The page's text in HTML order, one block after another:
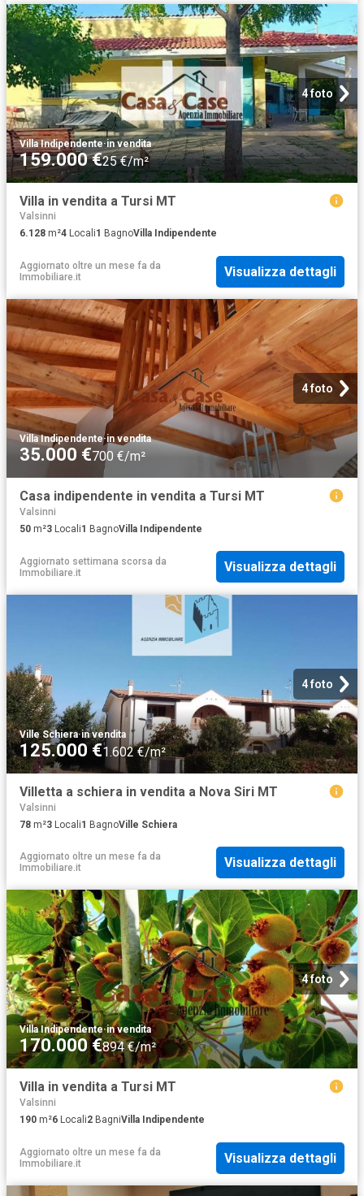
4 foto
Villa Indipendente·in vendita
159.000 €25 €/m²
Villa in vendita a Tursi MT
Valsinni
6.128 m²4 Locali1 BagnoVilla Indipendente
Aggiornato oltre un mese fa da
Immobiliare.it
Visualizza dettagli
4 foto
Villa Indipendente·in vendita
35.000 €700 €/m²
Casa indipendente in vendita a Tursi MT
Valsinni
50 m²3 Locali1 BagnoVilla Indipendente
Aggiornato settimana scorsa da
Immobiliare.it
Visualizza dettagli
4 foto
Ville Schiera·in vendita
125.000 €1.602 €/m²
Villetta a schiera in vendita a Nova Siri MT
Valsinni
78 m²3 Locali1 BagnoVille Schiera
Aggiornato oltre un mese fa da
Immobiliare.it
Visualizza dettagli
4 foto
Villa Indipendente·in vendita
170.000 €894 €/m²
Villa in vendita a Tursi MT
Valsinni
190 m²6 Locali2 BagniVilla Indipendente
Aggiornato oltre un mese fa da
Immobiliare.it
Visualizza dettagli